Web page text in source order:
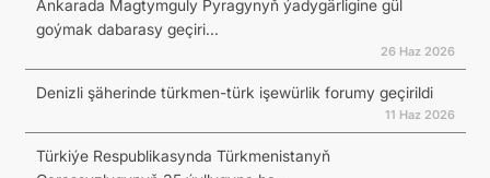
Ankarada Magtymguly Pyragynyň ýadygärligine gül
goýmak dabarasy geçiri...
26 Haz 2026
Denizli şäherinde türkmen-türk işewürlik forumy geçirildi
11 Haz 2026
Türkiýe Respublikasynda Türkmenistanyň